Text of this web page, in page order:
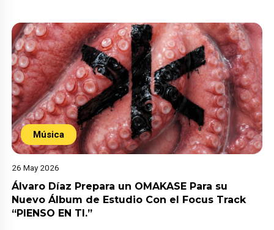
Música
26 May 2026
Álvaro Díaz Prepara un OMAKASE Para su
Nuevo Álbum de Estudio Con el Focus Track
“PIENSO EN TI.”